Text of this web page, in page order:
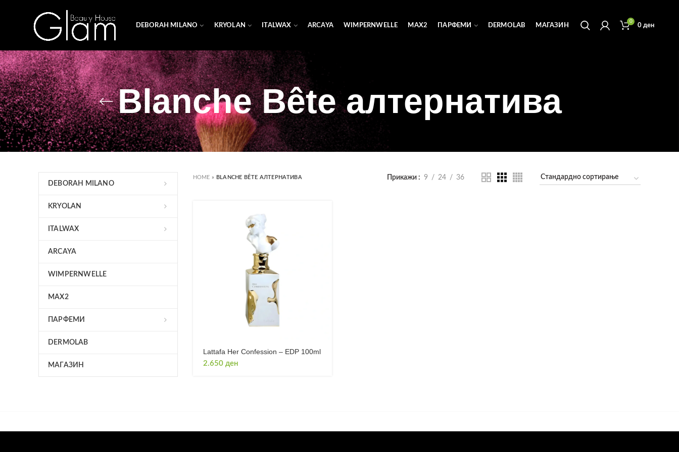
DEBORAH MILANO KRYOLAN ITALWAX ARCAYA WIMPERNWELLE MAX2 ПАРФЕМИ DERMOLAB МАГАЗИН
0
0ден
Blanche Bête алтернатива
HOME » BLANCHE BÊTE АЛТЕРНАТИВА Прикажи 9 24 36
Lattafa Her Confession – EDP 100ml
2.650 ден
DEBORAH MILANO
KRYOLAN
ITALWAX
ARCAYA
WIMPERNWELLE
MAX2
ПАРФЕМИ
DERMOLAB
МАГАЗИН